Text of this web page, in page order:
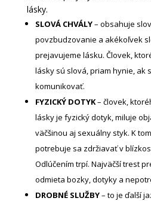
lásky.
SLOVÁ CHVÁLY– obsahuje
povzbudzovanie a akékoľvek
prejavujeme lásku. Človek,
lásky sú slová, priam hynie, ak
komunikovať.
FYZICKÝ DOTYK– človek,
lásky je fyzický dotyk, miluje
väčšinou aj sexuálny styk. K
potrebuje sa zdržiavať v
Odlúčením trpí. Najväčší trest
odmieta bozky, dotyky a
DROBNÉ SLUŽBY– to je ďalší